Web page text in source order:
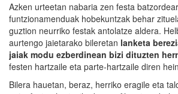
Azken urteetan nabaria zen festa
funtzionamenduak hobekuntzak behar
guztion neurriko festak antolatze aldera.
aurtengo jaietarako bileretan lanketa
jaiak modu ezberdinean bizi dituzten
festen hartzaile eta parte-hartzaile diren
Bilera hauetan, beraz, herriko eragile eta